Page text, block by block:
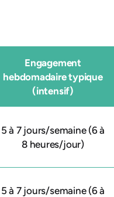
Engagement
hebdomadaire typique
(intensif)
5 à 7 jours/semaine (6 à
8 heures/jour)
5 à 7 jours/semaine (6 à